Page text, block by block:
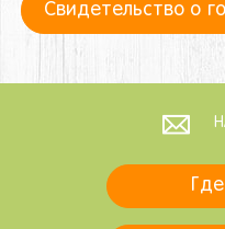
Свидетельство о